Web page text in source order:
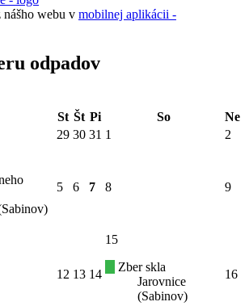
nášho webu v mobilnej aplikácii -
odpadov
St Št Pi So
Ne
29 30 31 1 2
5 6 7 8 9
12 13 14
15
Zber skla
Jarovnice
(Sabinov)
16